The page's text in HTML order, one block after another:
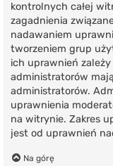
kontrolnych całej
zagadnienia
nadawaniem
tworzeniem grup
ich uprawnień
administratorów
administratorów.
uprawnienia
na witrynie. Zakres
jest od uprawnień
Na górę